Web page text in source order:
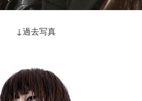
↓過去写真